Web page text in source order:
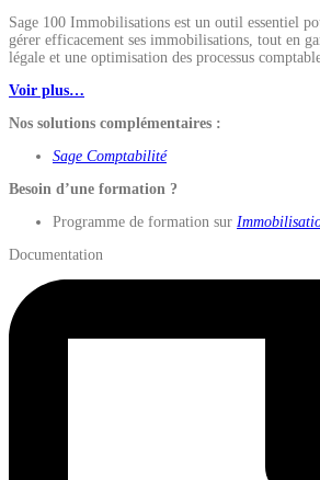
Sage 100 Immobilisations est un outil essentiel
gérer efficacement ses immobilisations, tout en
légale et une optimisation des processus
Voir plus…
Nos solutions complémentaires :
Sage Comptabilité
Besoin d’une formation ?
Programme de formation sur
Documentation